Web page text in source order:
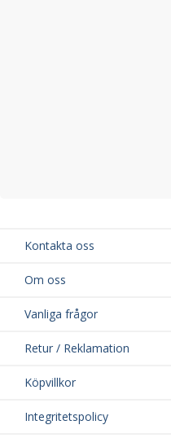
Kontakta oss
Om oss
Vanliga frågor
Retur / Reklamation
Köpvillkor
Integritetspolicy